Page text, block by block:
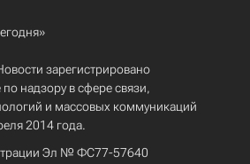
зарегистрировано
надзору в сфере связи,
и массовых коммуникаций
2014 года.
Эл № ФС77-57640